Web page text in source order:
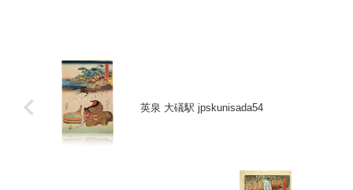
英泉 大礒駅 jpskunisada54